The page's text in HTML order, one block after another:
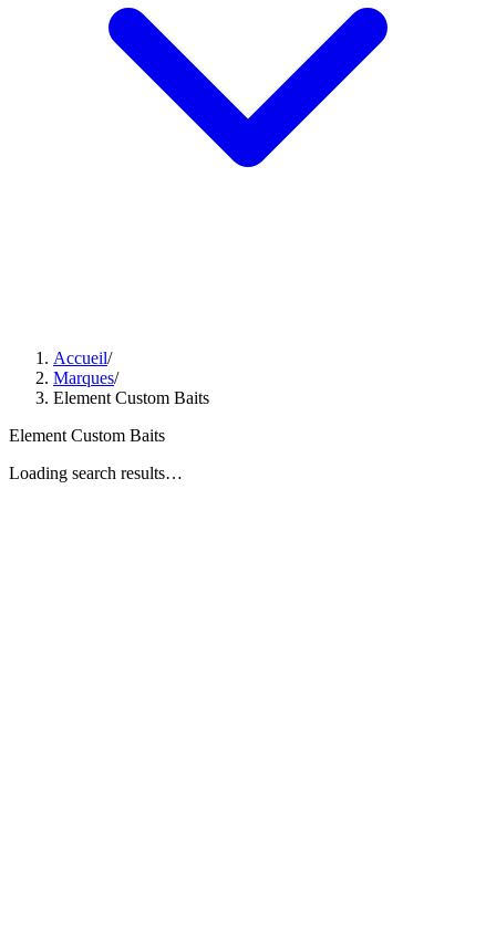
Accueil/
Marques/
Element Custom Baits
Element Custom Baits
Loading search results…